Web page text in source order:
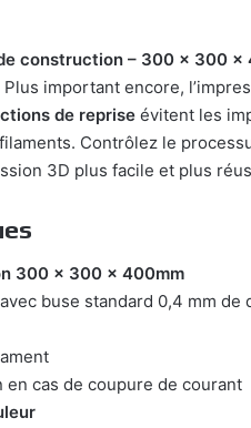
construction – 300 x 300 x
important encore,
de repriseévitent les
Contrôlez le
3D plus facile et plus
300 x 300 x 400mm
buse standard 0,4 mm de
cas de coupure de courant